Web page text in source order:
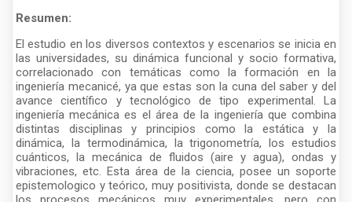
Resumen:
El estudio en los diversos contextos y escenarios se inicia en
las universidades, su dinámica funcional y socio formativa,
correlacionado con temáticas como la formación en la
ingeniería mecanicé, ya que estas son la cuna del saber y del
avance científico y tecnológico de tipo experimental. La
ingeniería mecánica es el área de la ingeniería que combina
distintas disciplinas y principios como la estática y la
dinámica, la termodinámica, la trigonometría, los estudios
cuánticos, la mecánica de fluidos (aire y agua), ondas y
vibraciones, etc. Esta área de la ciencia, posee un soporte
epistemologico y teórico, muy positivista, donde se destacan